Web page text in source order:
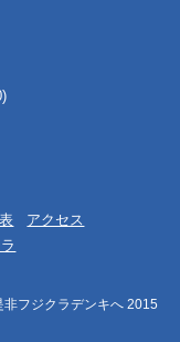
アクセス
フジクラデンキへ 2015